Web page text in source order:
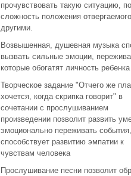
прочувствовать такую ситуацию,
сложность положения отвергаемого
другими.
Возвышенная, душевная музыка
вызвать сильные эмоции,
которые обогатят личность ребенка
Творческое задание "Отчего же
хочется, когда скрипка говорит" в
сочетании с прослушиванием
произведении позволит развить
эмоционально переживать события,
способствует развитию эмпатии к
чувствам человека
Прослушивание песни позволит